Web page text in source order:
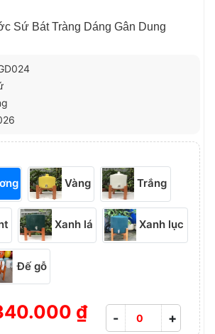
Sứ Bát Tràng Dáng Gân Dung
Vàng Trắng
Xanh lá Xanh lục
Đế gỗ
₫ - +